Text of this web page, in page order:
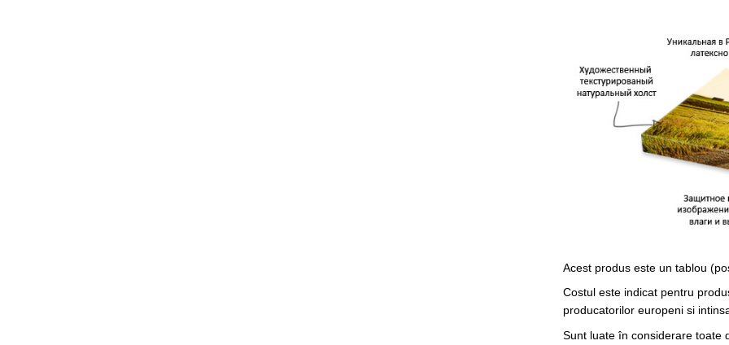
Acest produs este un tablou
Costul este indicat pentru
producatorilor europeni si
Sunt luate în considerare toate